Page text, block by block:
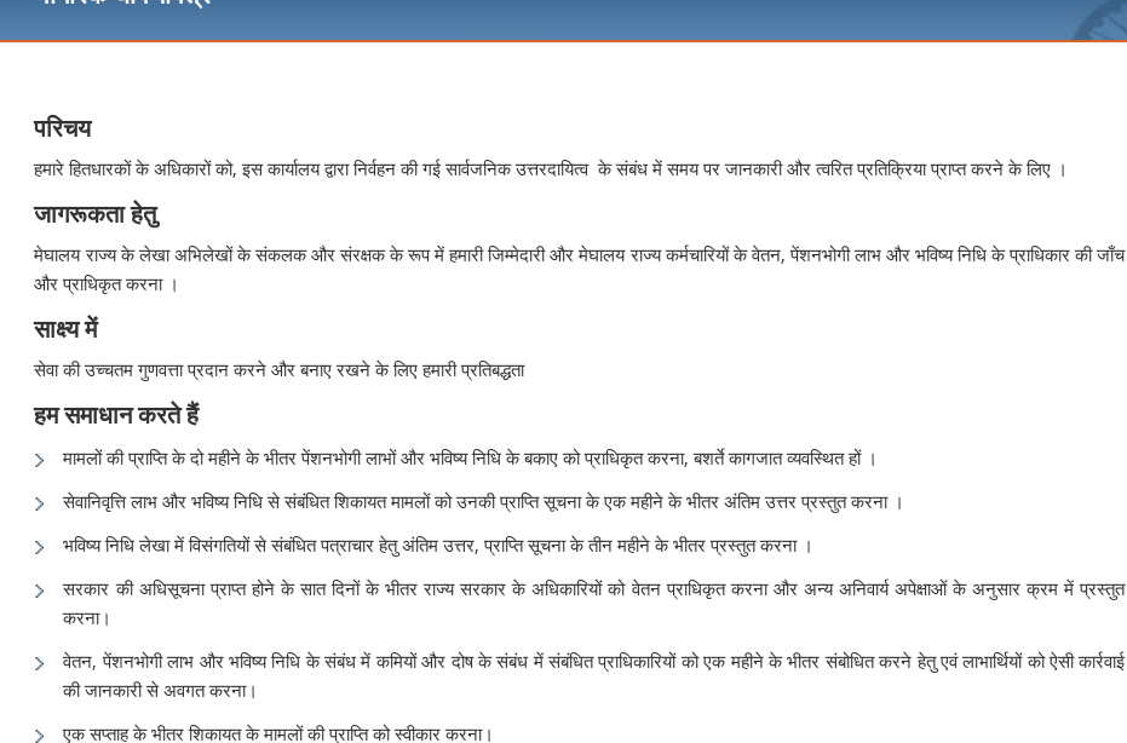
परिचय
हमारे हितधारकों के अधिकारों को, इस कार्यालय द्वारा निर्वहन की गई सार्वजनिक उत्तरदायित्व के संबंध में समय पर जानकारी और त्वरित प्रतिक्रिया प्राप्त करने के लिए ।
जागरूकता हेतु
मेघालय राज्य के लेखा अभिलेखों के संकलक और संरक्षक के रूप में हमारी जिम्मेदारी और मेघालय राज्य कर्मचारियों के वेतन, पेंशनभोगी लाभ और भविष्य निधि के प्राधिकार की जाँच
और प्राधिकृत करना ।
साक्ष्य में
सेवा की उच्चतम गुणवत्ता प्रदान करने और बनाए रखने के लिए हमारी प्रतिबद्धता
हम समाधान करते हैं
मामलों की प्राप्ति के दो महीने के भीतर पेंशनभोगी लाभों और भविष्य निधि के बकाए को प्राधिकृत करना, बशर्ते कागजात व्यवस्थित हों ।
सेवानिवृत्ति लाभ और भविष्य निधि से संबंधित शिकायत मामलों को उनकी प्राप्ति सूचना के एक महीने के भीतर अंतिम उत्तर प्रस्तुत करना ।
भविष्य निधि लेखा में विसंगतियों से संबंधित पत्राचार हेतु अंतिम उत्तर, प्राप्ति सूचना के तीन महीने के भीतर प्रस्तुत करना ।
सरकार की अधिसूचना प्राप्त होने के सात दिनों के भीतर राज्य सरकार के अधिकारियों को वेतन प्राधिकृत करना और अन्य अनिवार्य अपेक्षाओं के अनुसार क्रम में प्रस्तुत
करना।
वेतन, पेंशनभोगी लाभ और भविष्य निधि के संबंध में कमियों और दोष के संबंध में संबंधित प्राधिकारियों को एक महीने के भीतर संबोधित करने हेतु एवं लाभार्थियों को ऐसी कार्रवाई
की जानकारी से अवगत करना।
एक सप्ताह के भीतर शिकायत के मामलों की प्राप्ति को स्वीकार करना।